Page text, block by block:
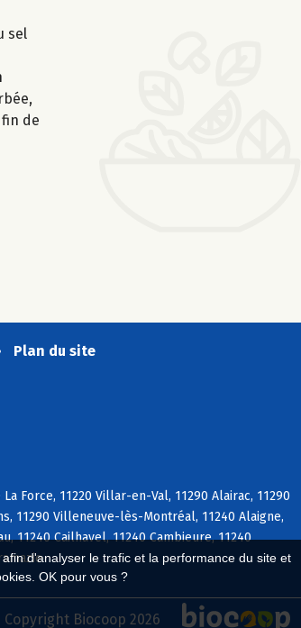
d'analyser le trafic et la performance du site et
OK pour vous ?
sel
de
Plan du site
Force, 11220 Villar-en-Val, 11290 Alairac, 11290
11290 Villeneuve-lès-Montréal, 11240 Alaigne,
11240 Cailhavel, 11240 Cambieure, 11240
Copyright Biocoop 2026